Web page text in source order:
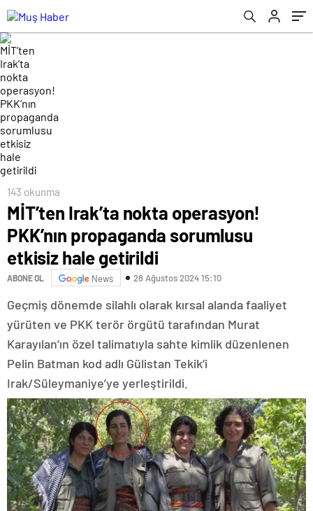
143 okunma
MİT’ten Irak’ta nokta operasyon!
PKK’nın propaganda sorumlusu
etkisiz hale getirildi
ABONE OL News 28 Ağustos 2024 15:10
Geçmiş dönemde silahlı olarak kırsal alanda faaliyet
yürüten ve PKK terör örgütü tarafından Murat
Karayılan’ın özel talimatıyla sahte kimlik düzenlenen
Pelin Batman kod adlı Gülistan Tekik’i
Irak/Süleymaniye’ye yerleştirildi.